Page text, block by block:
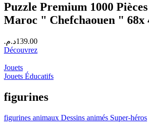
Puzzle Premium 1000
Maroc " Chefchaouen " 68x
139.00د.م.
Découvrez
Jouets
Jouets Éducatifs
figurines
figurines animaux Dessins animés Super-héros